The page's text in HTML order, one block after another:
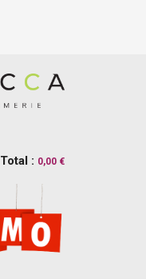
Total : 0,00 €